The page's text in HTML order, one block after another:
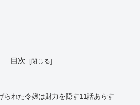
目次
られた令嬢は財力を隠す11話あらす